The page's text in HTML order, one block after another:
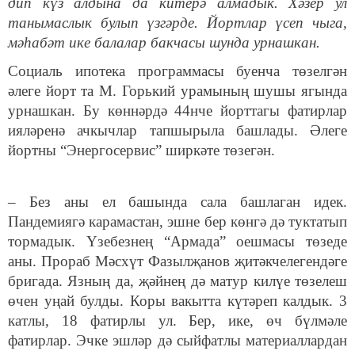
танымаслык булып үзгәрде. Йортлар үсеп чыга,
мәһабәт ике балалар бакчасы шунда урнашкан.
Социаль ипотека программасы буенча төзелгән
әлеге йорт та М. Горький урамының шушы ягында
урнашкан. Бу көннәрдә 44нче йорттагы фатирлар
ияләренә ачкычлар тапшырыла башлады. Әлеге
йортны “Энергосервис” ширкәте төзегән.
– Без аны ел башында сала башлаган идек.
Пандемиягә карамастан, эшне бер көнгә дә туктатып
тормадык. Үзебезнең “Армада” оешмасы төзеде
аны. Прораб Мәсхүт Фазылҗанов җитәкчелегендәге
бригада. Язның да, җәйнең дә матур килүе төзелеш
өчен уңай булды. Коры вакытта күтәреп калдык. 3
катлы, 18 фатирлы ул. Бер, ике, өч бүлмәле
фатирлар. Эчке эшләр дә сыйфатлы материаллардан